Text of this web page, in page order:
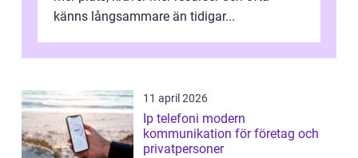
känns långsammare än tidigar...
11 april 2026
Ip telefoni modern
kommunikation för företag och
privatpersoner